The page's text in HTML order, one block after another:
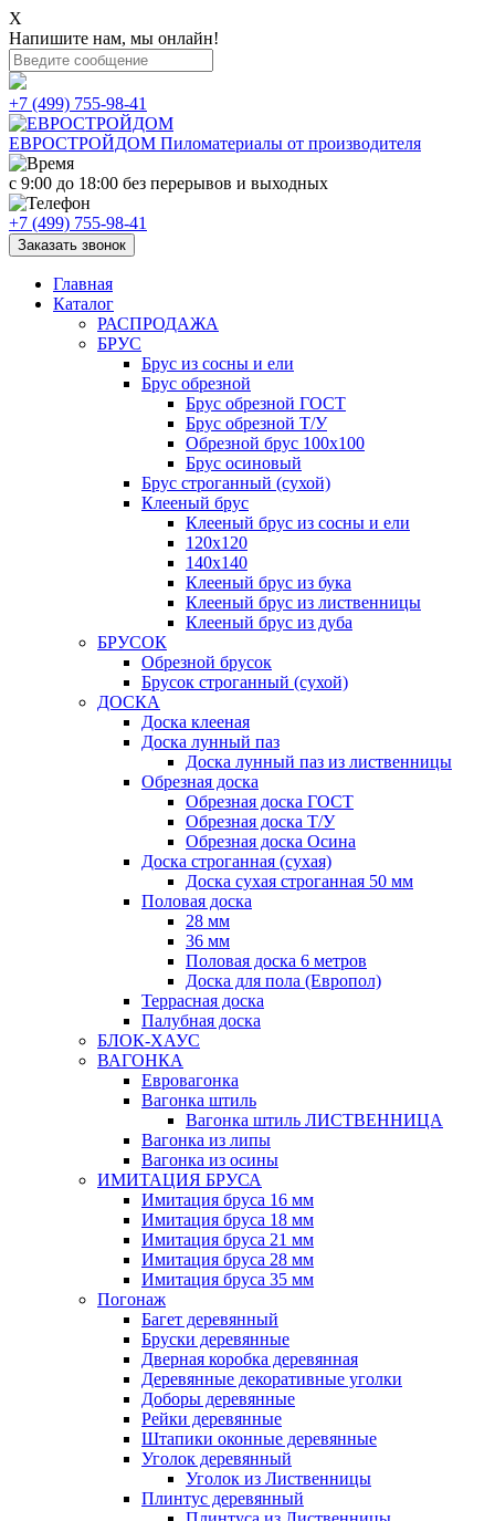
X
Напишите нам, мы онлайн!
+7 (499) 755-98-41
ЕВРОСТРОЙДОМ Пиломатериалы от производителя
с 9:00 до 18:00 без перерывов и выходных
+7 (499) 755-98-41
Заказать звонок
Главная
Каталог
РАСПРОДАЖА
БРУС
Брус из сосны и ели
Брус обрезной
Брус обрезной ГОСТ
Брус обрезной Т/У
Обрезной брус 100х100
Брус осиновый
Брус строганный (сухой)
Клееный брус
Клееный брус из сосны и ели
120х120
140х140
Клееный брус из бука
Клееный брус из лиственницы
Клееный брус из дуба
БРУСОК
Обрезной брусок
Брусок строганный (сухой)
ДОСКА
Доска клееная
Доска лунный паз
Доска лунный паз из лиственницы
Обрезная доска
Обрезная доска ГОСТ
Обрезная доска Т/У
Обрезная доска Осина
Доска строганная (сухая)
Доска сухая строганная 50 мм
Половая доска
28 мм
36 мм
Половая доска 6 метров
Доска для пола (Европол)
Террасная доска
Палубная доска
БЛОК-ХАУС
ВАГОНКА
Евровагонка
Вагонка штиль
Вагонка штиль ЛИСТВЕННИЦА
Вагонка из липы
Вагонка из осины
ИМИТАЦИЯ БРУСА
Имитация бруса 16 мм
Имитация бруса 18 мм
Имитация бруса 21 мм
Имитация бруса 28 мм
Имитация бруса 35 мм
Погонаж
Багет деревянный
Бруски деревянные
Дверная коробка деревянная
Деревянные декоративные уголки
Доборы деревянные
Рейки деревянные
Штапики оконные деревянные
Уголок деревянный
Уголок из Лиственницы
Плинтус деревянный